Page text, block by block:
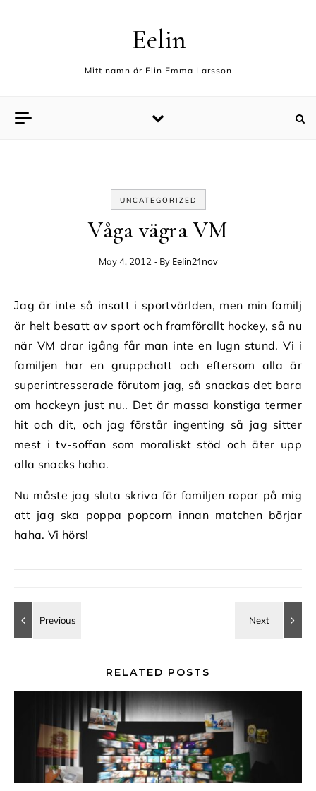
Eelin
Mitt namn är Elin Emma Larsson
UNCATEGORIZED
Våga vägra VM
May 4, 2012 - By Eelin21nov
Jag är inte så insatt i sportvärlden, men min familj
är helt besatt av sport och framförallt hockey, så nu
när VM drar igång får man inte en lugn stund. Vi i
familjen har en gruppchatt och eftersom alla är
superintresserade förutom jag, så snackas det bara
om hockeyn just nu.. Det är massa konstiga termer
hit och dit, och jag förstår ingenting så jag sitter
mest i tv-soffan som moraliskt stöd och äter upp
alla snacks haha.
Nu måste jag sluta skriva för familjen ropar på mig
att jag ska poppa popcorn innan matchen börjar
haha. Vi hörs!
RELATED POSTS